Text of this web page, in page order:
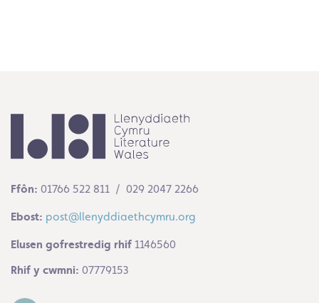
Ffôn: 01766 522 811 / 029 2047 2266
Ebost: post@llenyddiaethcymru.org
Elusen gofrestredig rhif 1146560
Rhif y cwmni: 07779153